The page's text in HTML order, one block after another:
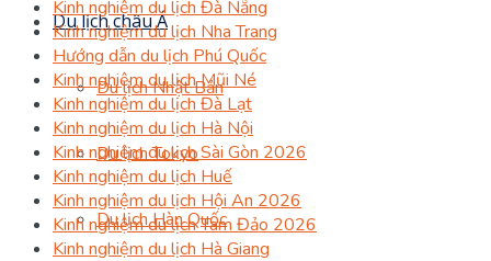
Du lịch châu Á
Du lịch Nhật Bản
Du lịch Tokyo
Du lịch Hàn Quốc
Kinh nghiệm du lịch Đà Nẵng
Kinh nghiệm du lịch Nha Trang
Hướng dẫn du lịch Phú Quốc
Kinh nghiệm du lịch Mũi Né
Kinh nghiệm du lịch Đà Lạt
Kinh nghiệm du lịch Hà Nội
Kinh nghiệm du lịch Sài Gòn 2026
Kinh nghiệm du lịch Huế
Kinh nghiệm du lịch Hội An 2026
Kinh nghiệm du lịch Tam Đảo 2026
Kinh nghiệm du lịch Hà Giang